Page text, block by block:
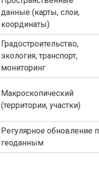
данные (карты, слои,
координаты)
Градостроительство,
экология, транспорт,
мониторинг
Макроскопический
(территории, участки)
Регулярное обновление
геоданным